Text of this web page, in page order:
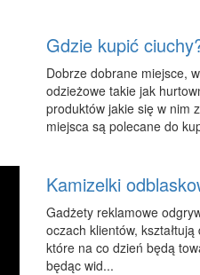
Gdzie kupić
Dobrze dobrane miejsce,
odzieżowe takie jak
produktów jakie się w nim
miejsca są polecane do
Kamizelki
Gadżety reklamowe
oczach klientów,
które na co dzień będą
będąc wid...